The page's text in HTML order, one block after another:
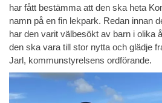
har fått bestämma att den ska heta
namn på en fin lekpark. Redan innan
har den varit välbesökt av barn i olika
den ska vara till stor nytta och glädje
Jarl, kommunstyrelsens ordförande.